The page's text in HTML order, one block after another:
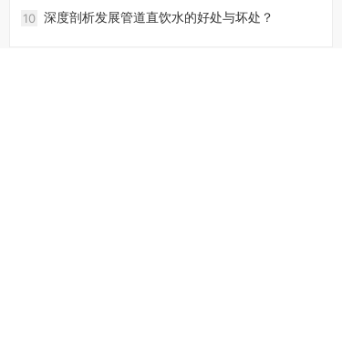
10 深度剖析发展管道直饮水的好处与坏处？